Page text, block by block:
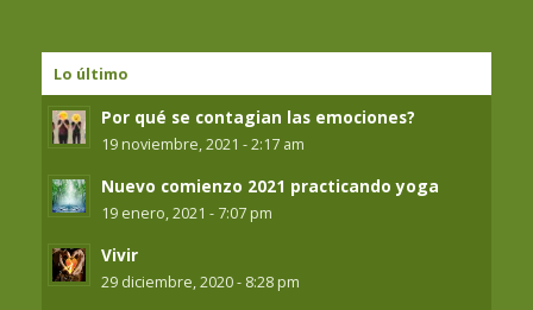
Lo último
Por qué se contagian las emociones?
19 noviembre, 2021 - 2:17 am
Nuevo comienzo 2021 practicando yoga
19 enero, 2021 - 7:07 pm
Vivir
29 diciembre, 2020 - 8:28 pm